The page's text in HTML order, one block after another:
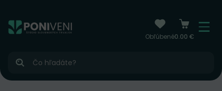
Obľúbené0.00 €
Menu
Hľadať